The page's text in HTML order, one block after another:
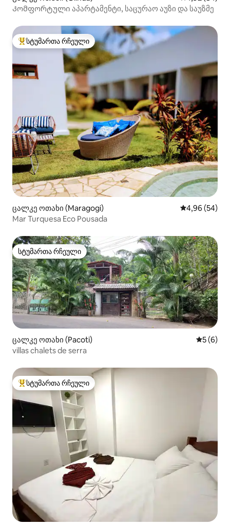
Კომფორტული აპარტამენტი, საცურაო აუზი და საუზმე
სტუმართა რჩეული მოწინავე ვარიანტი
სტუმართა რჩეული
ცალკე ოთახი (Maragogi) საშუალო
4,96 (54)
Mar Turquesa Eco Pousada
სტუმართა რჩეული
სტუმართა რჩეული
ცალკე ოთახი (Pacoti) საშუალო
5 (6)
villas chalets de serra
სტუმართა რჩეული მოწინავე ვარიანტი
სტუმართა რჩეული